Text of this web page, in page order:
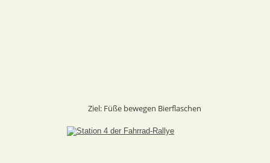
Ziel: Füße bewegen Bierflaschen